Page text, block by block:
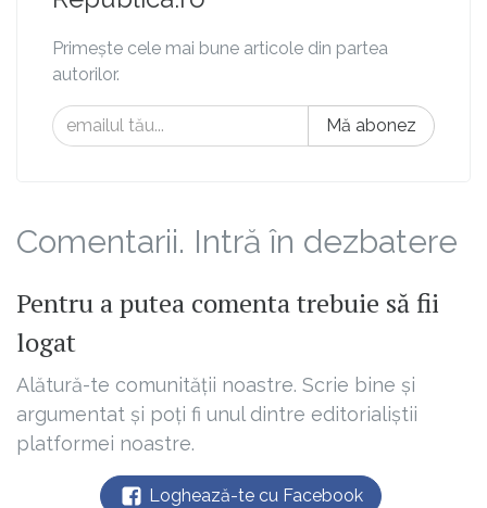
Primește cele mai bune articole din partea
autorilor.
Mă abonez
Comentarii. Intră în dezbatere
Pentru a putea comenta trebuie să fii
logat
Alătură-te comunității noastre. Scrie bine și
argumentat și poți fi unul dintre editorialiștii
platformei noastre.
Loghează-te cu Facebook